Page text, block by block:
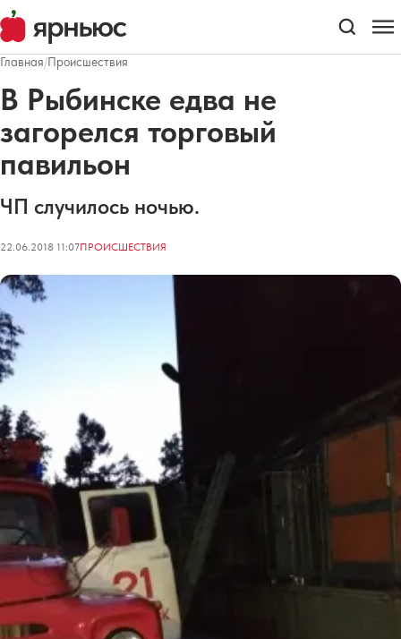
Главная/Происшествия
В Рыбинске едва не
загорелся торговый
павильон
ЧП случилось ночью.
22.06.2018 11:07ПРОИСШЕСТВИЯ